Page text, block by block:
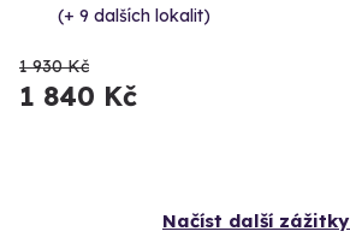
(+ 9 dalších lokalit)
1 930 Kč
1 840 Kč
Načíst další zážitky